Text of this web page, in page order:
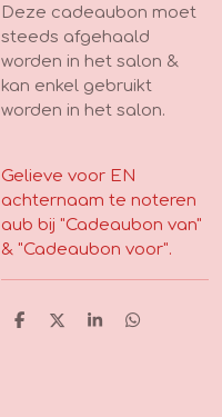
Deze cadeaubon moet
steeds afgehaald
worden in het salon &
kan enkel gebruikt
worden in het salon.
Gelieve voor EN
achternaam te noteren
aub bij "Cadeaubon van"
& "Cadeaubon voor".
D
D
S
D